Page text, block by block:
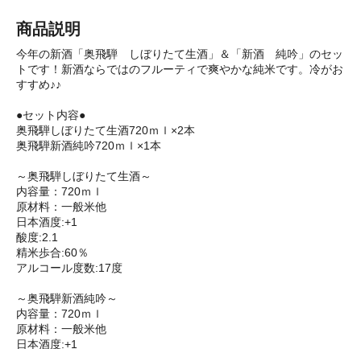
商品説明
今年の新酒「奥飛騨 しぼりたて生酒」＆「新酒 純吟」のセッ
トです！新酒ならではのフルーティで爽やかな純米です。冷がお
すすめ♪♪
●セット内容●
奥飛騨しぼりたて生酒720ｍｌ×2本
奥飛騨新酒純吟720ｍｌ×1本
～奥飛騨しぼりたて生酒～
内容量：720ｍｌ
原材料：一般米他
日本酒度:+1
酸度:2.1
精米歩合:60％
アルコール度数:17度
～奥飛騨新酒純吟～
内容量：720ｍｌ
原材料：一般米他
日本酒度:+1